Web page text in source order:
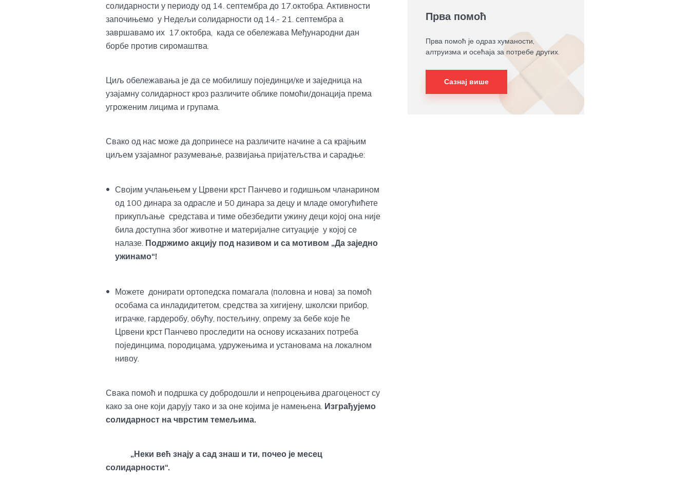
солидарности у периоду од 14. септембра до 17.октобра. Активности
започињемо у Недељи солидарности од 14.- 21. септембра а
завршавамо их 17.октобра, када се обележава Међународни дан
борбе против сиромаштва.
Циљ обележавања је да се мобилишу појединци/ке и заједница на
узајамну солидарност кроз различите облике помоћи/донација према
угроженим лицима и групама.
Свако од нас може да допринесе на различите начине а са крајњим
циљем узајамног разумевање, развијања пријатељства и сарадње:
Својим учлањењем у Црвени крст Панчево и годишњом чланарином
од 100 динара за одрасле и 50 динара за децу и младе омогућићете
прикупљање средстава и тиме обезбедити ужину деци којој она није
била доступна због животне и материјалне ситуације у којој се
налазе. Подржимо акцију под називом и са мотивом „Да заједно
ужинамо“!
Можете донирати ортопедска помагала (половна и нова) за помоћ
особама са инладидитетом, средства за хигијену, школски прибор,
играчке, гардеробу, обућу, постељину, опрему за бебе које ће
Црвени крст Панчево проследити на основу исказаних потреба
појединцима, породицама, удружењима и установама на локалном
нивоу.
Свака помоћ и подршка су добродошли и непроцењива драгоценост су
како за оне који дарују тако и за оне којима је намењена. Изграђујемо
солидарност на чврстим темељима.
„Неки већ знају а сад знаш и ти, почео је месец
солидарности“.
Прва помоћ
Прва помоћ је одраз хуманости,
алтруизма и осећаја за потребе других.
Сазнај више